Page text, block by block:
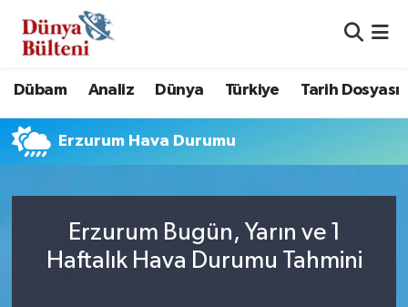
Dübam Analiz Dünya Türkiye Tarih Dosyası
Erzurum Hava Durumu
Erzurum Bugün, Yarın ve 1
Haftalık Hava Durumu Tahmini
Hava Durumu
Namaz Vakitleri
Süper Lig Puan Durumu ve Fikstür